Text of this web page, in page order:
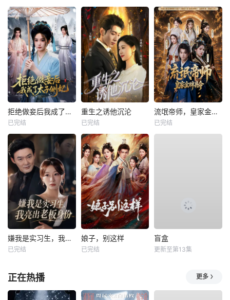
拒绝做妾后我成了太子侧妃
已完结
重生之诱他沉沦
已完结
流氓帝师，皇家金牌县令
已完结
嫌我是实习生，我亮出老板身份
已完结
娘子，别这样
已完结
盲盒
更新至第13集
正在热播 更多